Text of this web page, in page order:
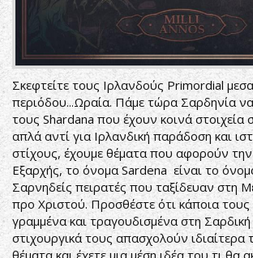
Σκεφτείτε τους Ιρλανδούς Primordial
περιόδου...Ωραία. Πάμε τώρα Σαρδηνία
τους Shardana που έχουν κοινά στοιχεία
απλά αντί για Ιρλανδική παράδοση και
στίχους, έχουμε θέματα που αφορούν
Εξαρχής, το όνομα Sardena είναι το
Σαρνηδείς πειρατές που ταξίδευαν στη
προ Χριστού. Προσθέστε ότι κάποια τους
γραμμένα και τραγουδισμένα στη
στιχουργικά τους απασχολούν ιδιαίτερα
θέματα και έχετε μια μέση ιδέα του τι θα